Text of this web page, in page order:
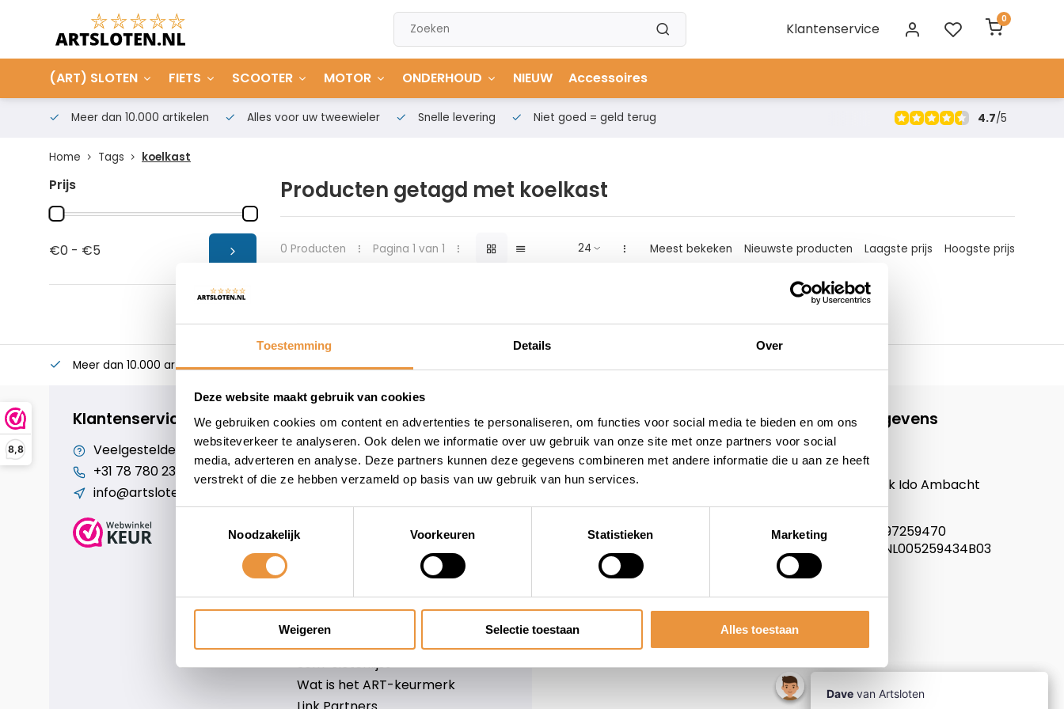
Toestemming Details Over
Deze website maakt gebruik van cookies
We gebruiken cookies om content en advertenties te personaliseren, om functies voor social media te bieden en om ons
websiteverkeer te analyseren. Ook delen we informatie over uw gebruik van onze site met onze partners voor social
media, adverteren en analyse. Deze partners kunnen deze gegevens combineren met andere informatie die u aan ze heeft
verstrekt of die ze hebben verzameld op basis van uw gebruik van hun services.
Noodzakelijk
Voorkeuren Statistieken Marketing
Weigeren Selectie toestaan Alles toestaan
8,8
Klantenservice
0
(ART) SLOTEN FIETS SCOOTER MOTOR ONDERHOUD NIEUW Accessoires
Meer dan 10.000 artikelen Alles voor uw tweewieler Snelle levering Niet goed = geld terug 4.7/5
Home Tags koelkast
Prijs
€0 - €5
Producten getagd met koelkast
0 Producten Pagina 1 van 1 Meest bekeken Nieuwste producten Laagste prijs Hoogste prijs
Meer dan 10.000 artikelen Alles voor uw tweewieler
Klantenservice
Veelgestelde vragen
+31 78 780 2330
info@artsloten.nl
Cookiebeleid
Over ons
Privacy Policy
Verzenden & retourneren
Contact
Sitemap
Art-slotenlijst
Scm-slotenlijst
Wat is het ART-keurmerk
Informatie
Over ons
Blog
Contactgegevens
ARTsloten.nl
Noordeinde 114
3341LW, Hendrik Ido Ambacht
Nederland
KVK nummer: 97259470
Btw nummer: NL005259434B03